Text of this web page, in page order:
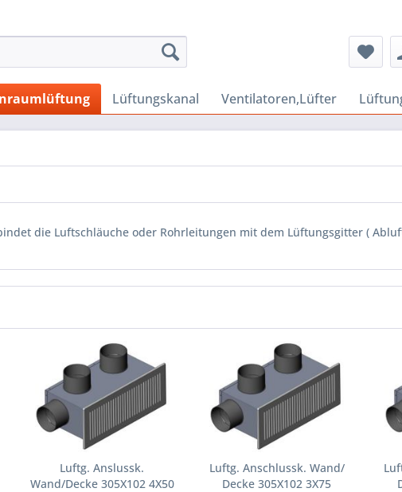
Lüftungskanal Ventilatoren,Lüfter
die Luftschläuche oder Rohrleitungen mit dem Lüftungsgitter (
Luftg. Anslussk.
Wand/Decke 305X102 4X50
Luftg. Anschlussk. Wand/
Decke 305X102 3X75